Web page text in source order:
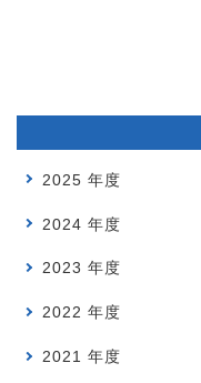
2025 年度
2024 年度
2023 年度
2022 年度
2021 年度